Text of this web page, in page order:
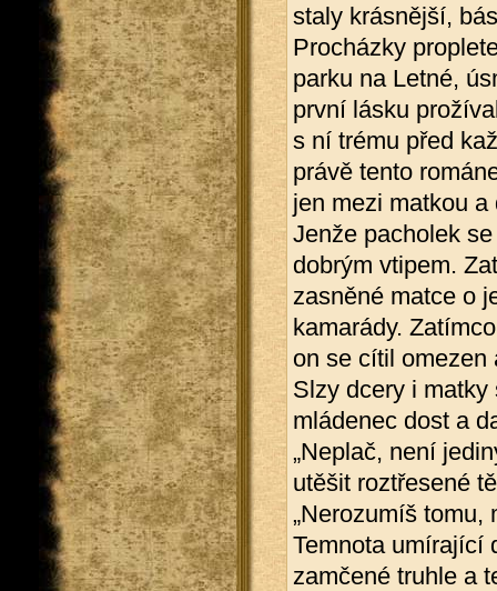
staly krásnější,
Procházky
parku na Letné,
první lásku
s ní trému před
právě tento
jen mezi matkou
Jenže pacholek
dobrým vtipem.
zasněné matce o
kamarády.
on se cítil omezen
Slzy dcery i
mládenec dost a
„Neplač, není
utěšit roztřesené
„Nerozumíš tomu,
Temnota umírající
zamčené truhle a